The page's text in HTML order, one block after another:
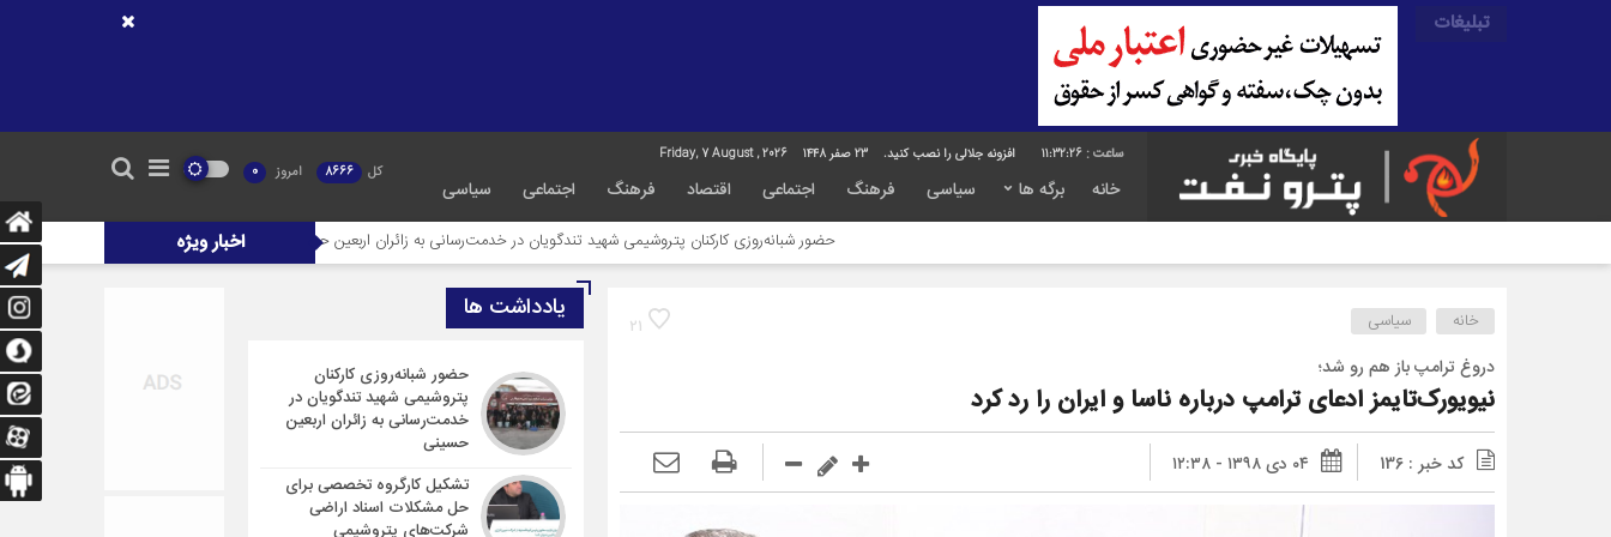
تبلیغات
11:32:27 افزونه جلالی را نصب کنید. 23 صفر 1448
خانه برگه ها سیاسی فرهنگ اجتماعی اقتصاد فرهنگ اجتماعی سیاسی
کل 8666 امروز 0
اخبار ویژه حضور شبانه‌روزی کارکنان پتروشیمی شهید تندگویان در خدمت‌رسانی به زائران اربعین حسینی تشکیل کارگروه تخصصی برای حل مشکلات اسناد
21 خانه سیاسی
دروغ ترامپ باز هم رو شد؛
نیویورک‌تایمز ادعای ترامپ درباره ناسا و ایران را رد کرد
کد خبر : 136 ۰۴ دی ۱۳۹۸ - ۱۲:۳۸
یادداشت ها
حضور شبانه‌روزی کارکنان
پتروشیمی شهید تندگویان در
خدمت‌رسانی به زائران اربعین
حسینی
تشکیل کارگروه تخصصی برای
حل مشکلات اسناد اراضی
شرکت‌های پتروشیمی